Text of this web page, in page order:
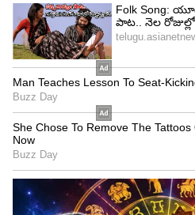
శరీరంలో ఇతర భాగాలు తీవ్ర
ఎదుర్కోవాల్సి వస్తుంది. ఇక
స్నానం చేయాల్సి ఉంటుంది.
కనీసం జననేంద్రియాలు శుభ్రం
అంటూ వ్యాధులు సోకకుండా
5
6